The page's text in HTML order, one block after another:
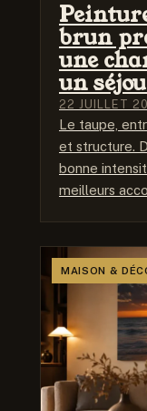
brun
une
un
22 JUILLET
Le taupe,
et structure.
bonne
meilleurs
MAISON &